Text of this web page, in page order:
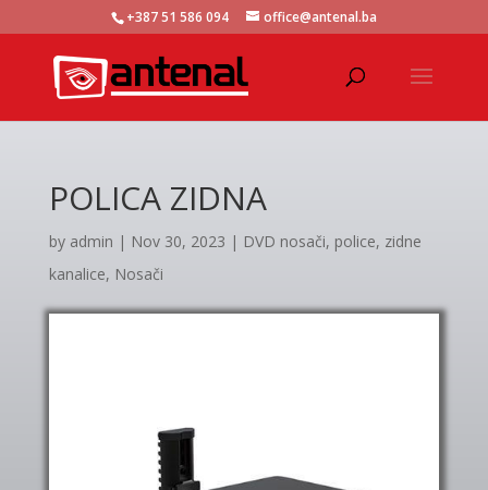
+387 51 586 094 office@antenal.ba
POLICA ZIDNA
by admin | Nov 30, 2023 | DVD nosači, police, zidne
kanalice, Nosači